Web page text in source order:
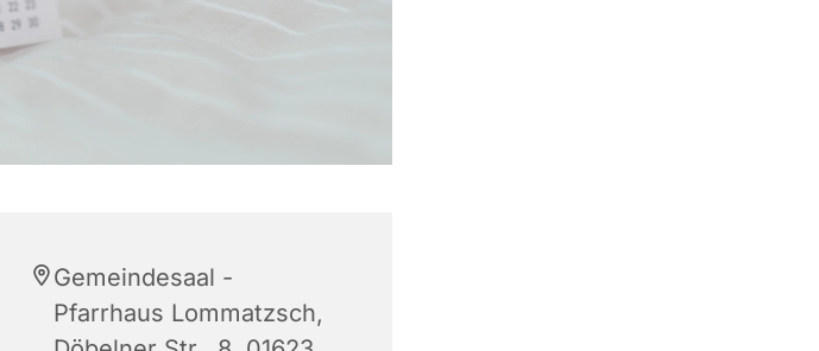
Gemeindesaal -
Pfarrhaus Lommatzsch,